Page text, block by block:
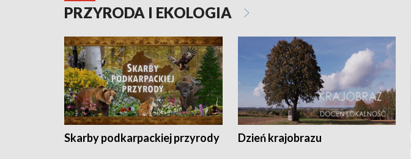
PRZYRODA I EKOLOGIA
Skarby podkarpackiej przyrody Dzień krajobrazu